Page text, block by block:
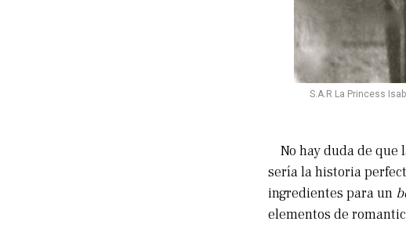
S.A.R La Princess
No hay duda de que
sería la historia
ingredientes para un
elementos de